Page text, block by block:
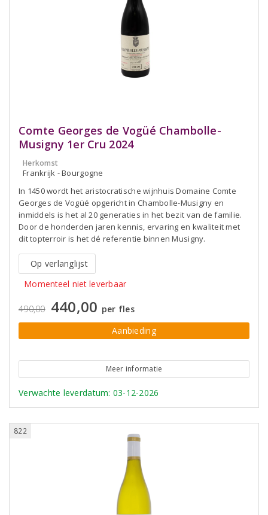
Comte Georges de Vogüé Chambolle-
Musigny 1er Cru 2024
Herkomst
Frankrijk - Bourgogne
In 1450 wordt het aristocratische wijnhuis Domaine Comte
Georges de Vogüé opgericht in Chambolle-Musigny en
inmiddels is het al 20 generaties in het bezit van de familie.
Door de honderden jaren kennis, ervaring en kwaliteit met
dit topterroir is het dé referentie binnen Musigny.
Op verlanglijst
Momenteel niet leverbaar
490,00 440,00 per fles
Aanbieding
Meer informatie
Verwachte leverdatum: 03-12-2026
822